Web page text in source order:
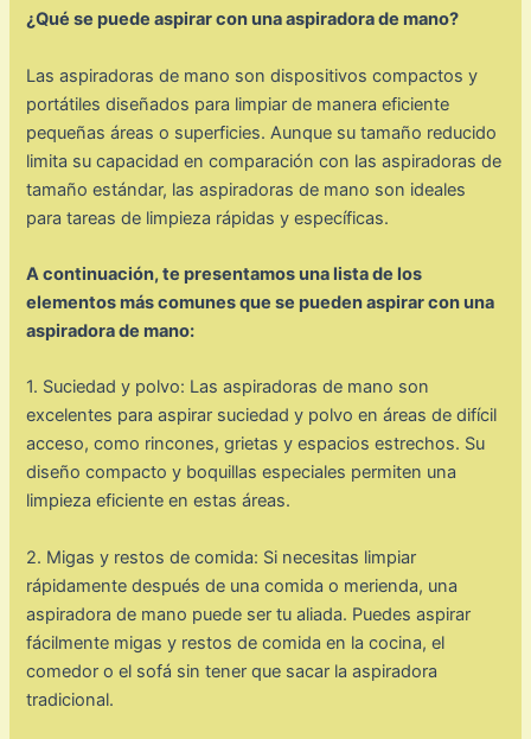
¿Qué se puede aspirar con una aspiradora de mano?
Las aspiradoras de mano son dispositivos compactos y
portátiles diseñados para limpiar de manera eficiente
pequeñas áreas o superficies. Aunque su tamaño reducido
limita su capacidad en comparación con las aspiradoras de
tamaño estándar, las aspiradoras de mano son ideales
para tareas de limpieza rápidas y específicas.
A continuación, te presentamos una lista de los
elementos más comunes que se pueden aspirar con una
aspiradora de mano:
1. Suciedad y polvo: Las aspiradoras de mano son
excelentes para aspirar suciedad y polvo en áreas de difícil
acceso, como rincones, grietas y espacios estrechos. Su
diseño compacto y boquillas especiales permiten una
limpieza eficiente en estas áreas.
2. Migas y restos de comida: Si necesitas limpiar
rápidamente después de una comida o merienda, una
aspiradora de mano puede ser tu aliada. Puedes aspirar
fácilmente migas y restos de comida en la cocina, el
comedor o el sofá sin tener que sacar la aspiradora
tradicional.